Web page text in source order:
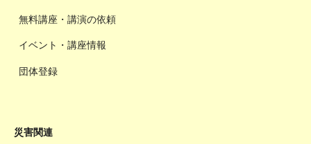
無料講座・講演の依頼
イベント・講座情報
団体登録
災害関連